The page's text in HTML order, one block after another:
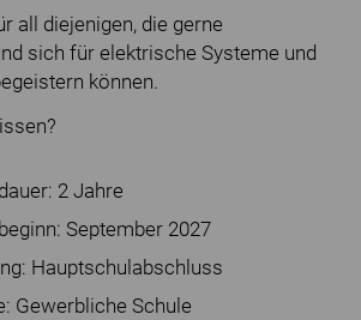
all diejenigen, die gerne
sich für elektrische Systeme und
können.
2 Jahre
September 2027
Hauptschulabschluss
Gewerbliche Schule